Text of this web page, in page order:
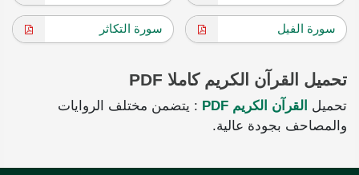
سورة الفيل سورة التكاثر
تحميل القرآن الكريم كاملا PDF
تحميل القرآن الكريم PDF
: يتضمن مختلف الروايات
والمصاحف بجودة عالية.